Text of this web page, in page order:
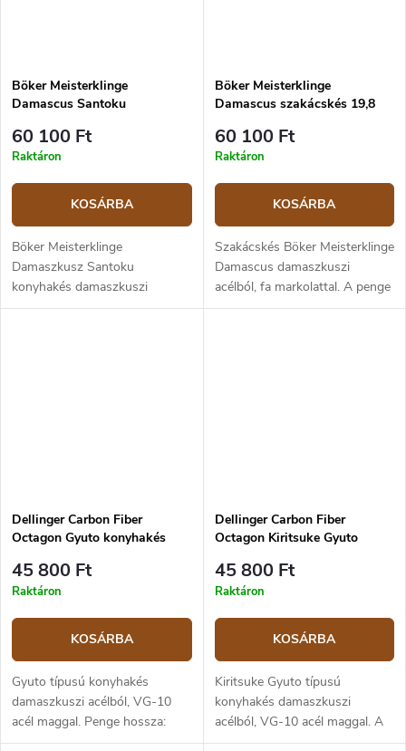
Böker Meisterklinge
Damascus Santoku
60 100 Ft
Raktáron
KOSÁRBA
Böker Meisterklinge
Damaszkusz Santoku
konyhakés damaszkuszi
acélból, tölgyfa markolattal. A
Böker Meisterklinge
Damascus szakácskés 19,8
60 100 Ft
Raktáron
KOSÁRBA
Szakácskés Böker Meisterklinge
Damascus damaszkuszi
acélból, fa markolattal. A penge
hossza 19,8 cm.
Dellinger Carbon Fiber
Octagon Gyuto konyhakés
45 800 Ft
Raktáron
KOSÁRBA
Gyuto típusú konyhakés
damaszkuszi acélból, VG-10
acél maggal. Penge hossza:
21,5 cm, teljes hossza: 36,5 cm.
Dellinger Carbon Fiber
Octagon Kiritsuke Gyuto
45 800 Ft
Raktáron
KOSÁRBA
Kiritsuke Gyuto típusú
konyhakés damaszkuszi
acélból, VG-10 acél maggal. A
penge hossza: 21,5 cm, teljes